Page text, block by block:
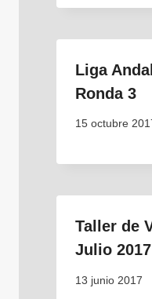
Liga
Ronda 3
15 octubre
Taller de
Julio 2017
13 junio 2017